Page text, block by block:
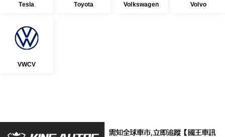
Tesla Toyota Volkswagen Volvo
VWCV